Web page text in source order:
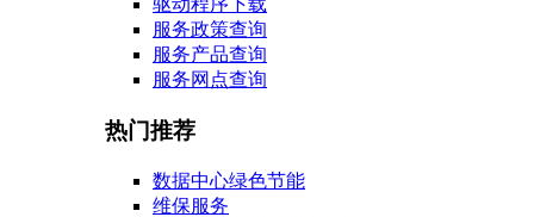
驱动程序下载
服务政策查询
服务产品查询
服务网点查询
热门推荐
数据中心绿色节能
维保服务